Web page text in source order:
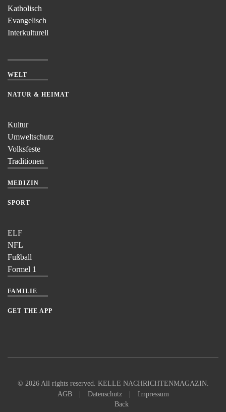
Katholisch
Evangelisch
Interkulturell
WELT
NATUR & HEIMAT
Kultur
Umweltschutz
Volksfeste
Traditionen
MEDIZIN
SPORT
ELF
NFL
Fußball
Formel 1
FAMILIE
GET THE APP
© 2026All rights reserved. KELLE NACHRICHTENMAGAZIN.
AGB| Datenschutz| Impressum
Back